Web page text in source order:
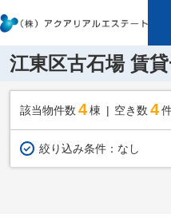
江東区古石場 賃
該当物件数 4棟 空き数 4
絞り込み条件： なし